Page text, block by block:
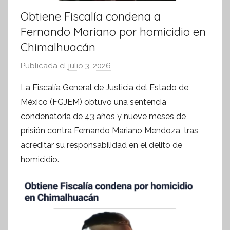
Obtiene Fiscalía condena a
Fernando Mariano por homicidio en
Chimalhuacán
Publicada el julio 3, 2026
r
S
í
n
t
i
I
n
La Fiscalía General de Justicia del Estado de
México (FGJEM) obtuvo una sentencia
condenatoria de 43 años y nueve meses de
prisión contra Fernando Mariano Mendoza, tras
acreditar su responsabilidad en el delito de
homicidio.